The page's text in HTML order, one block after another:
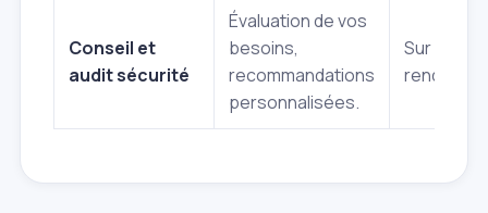
Conseil et
audit sécurité
Évaluation de vos
besoins,
recommandations
personnalisées.
Sur